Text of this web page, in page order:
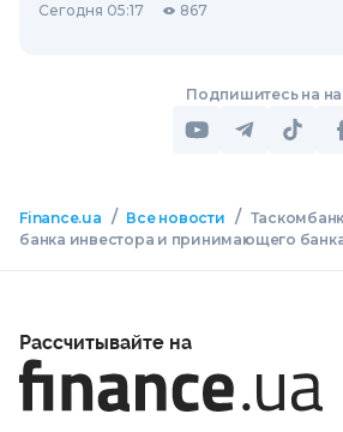
Сегодня 05:17 867
Подпишитесь на
Finance.ua / Все новости /
банка инвестора и принимающего
Рассчитывайте на